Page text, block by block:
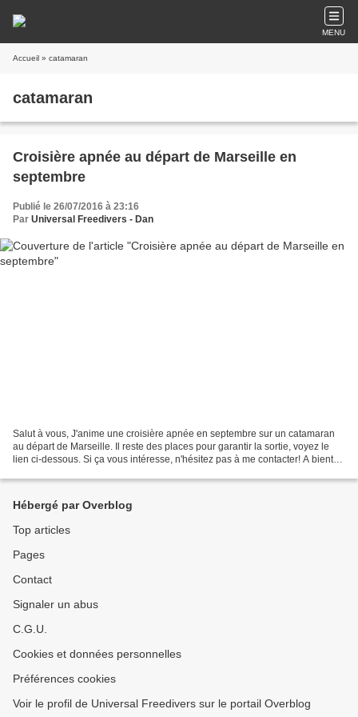
MENU
Accueil » catamaran
catamaran
Croisière apnée au départ de Marseille en
septembre
Publié le 26/07/2016 à 23:16
Par Universal Freedivers - Dan
Salut à vous, J'anime une croisière apnée en septembre sur un catamaran
au départ de Marseille. Il reste des places pour garantir la sortie, voyez le
lien ci-dessous. Si ça vous intéresse, n'hésitez pas à me contacter! A bientôt,
Hébergé par Overblog
Top articles
Pages
Contact
Signaler un abus
C.G.U.
Cookies et données personnelles
Préférences cookies
Voir le profil de Universal Freedivers sur le portail Overblog